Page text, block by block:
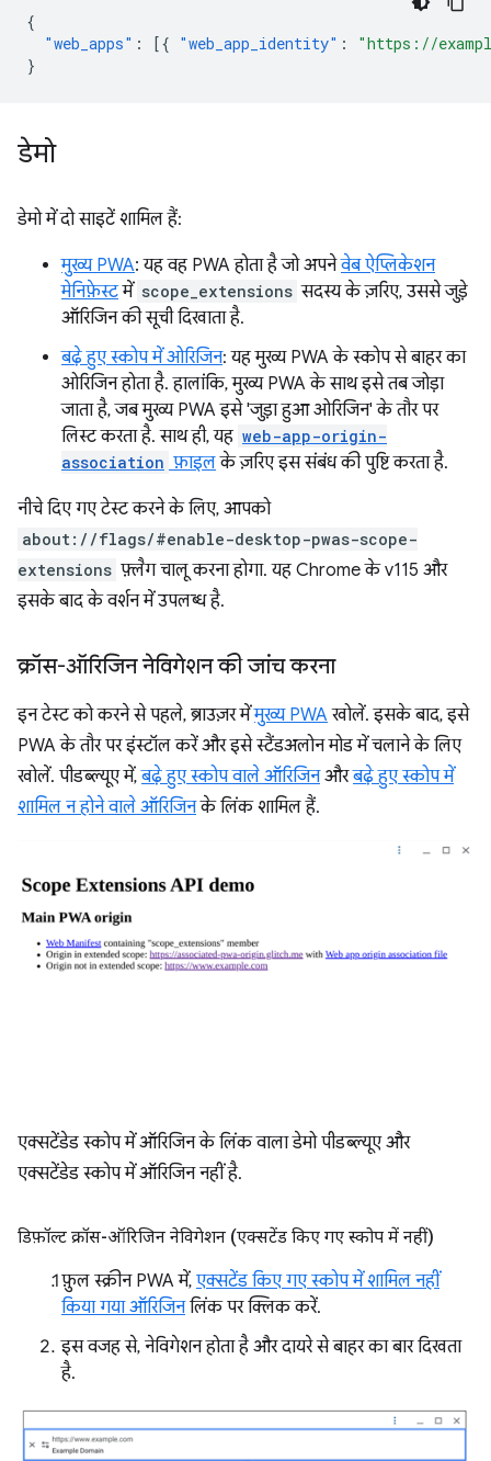
{
"web_apps" : [{ "web_app_identity" :
"https://
}
डेमो
डेमो में दो साइटें शामिल हैं:
मुख्य PWA: यह वह PWA होता है जो अपनेवेब ऐप्लिकेशन
मेनिफ़ेस्टमें scope_extensions सदस्य के ज़रिए, उससे जुड़े
ऑरिजिन की सूची दिखाता है.
बढ़े हुए स्कोप में ओरिजिन: यह मुख्य PWA के स्कोप से बाहर का
ओरिजिन होता है. हालांकि, मुख्य PWA के साथ इसे तब जोड़ा
जाता है, जब मुख्य PWA इसे 'जुड़ा हुआ ओरिजिन' के तौर पर
लिस्ट करता है. साथ ही, यह web-app-origin-
association फ़ाइलके ज़रिए इस संबंध की पुष्टि करता है.
नीचे दिए गए टेस्ट करने के लिए, आपको
about://flags/#enable-desktop-pwas-scope-
extensions फ़्लैग चालू करना होगा. यह Chrome के v115 और
इसके बाद के वर्शन में उपलब्ध है.
क्रॉस-ऑरिजिन नेविगेशन की जांच करना
इन टेस्ट को करने से पहले, ब्राउज़र मेंमुख्य PWAखोलें. इसके बाद, इसे
PWA के तौर पर इंस्टॉल करें और इसे स्टैंडअलोन मोड में चलाने के लिए
खोलें. पीडब्ल्यूए में,बढ़े हुए स्कोप वाले ऑरिजिनऔरबढ़े हुए स्कोप में
शामिल न होने वाले ऑरिजिनके लिंक शामिल हैं.
एक्सटेंडेड स्कोप में ऑरिजिन के लिंक वाला डेमो पीडब्ल्यूए और
एक्सटेंडेड स्कोप में ऑरिजिन नहीं है.
डिफ़ॉल्ट क्रॉस-ऑरिजिन नेविगेशन (एक्सटेंड किए गए स्कोप में नहीं)
फ़ुल स्क्रीन PWA में, एक्सटेंड किए गए स्कोप में शामिल नहीं
किया गया ऑरिजिनलिंक पर क्लिक करें.
इस वजह से, नेविगेशन होता है और दायरे से बाहर का बार दिखता
है.